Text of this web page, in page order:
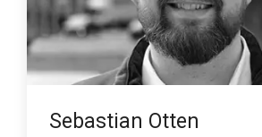
Sebastian Otten